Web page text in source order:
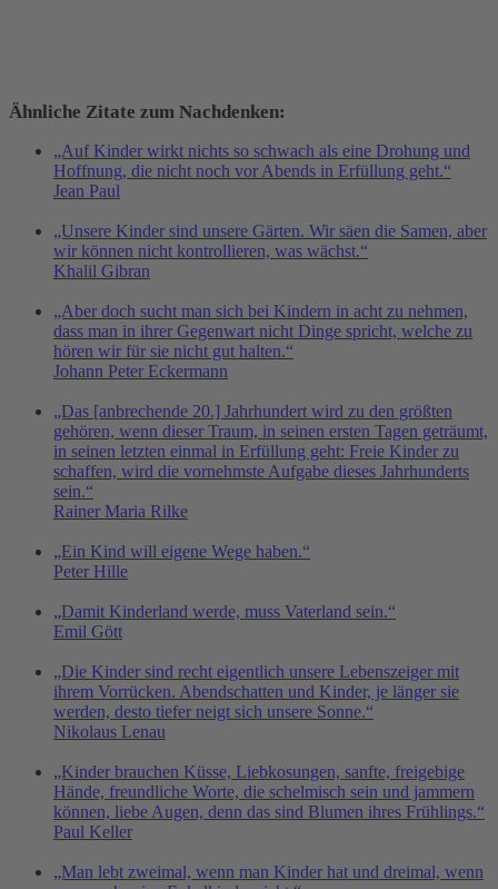
Ähnliche Zitate zum Nachdenken:
„Auf Kinder wirkt nichts so schwach als eine Drohung und
Hoffnung, die nicht noch vor Abends in Erfüllung geht.“
Jean Paul
„Unsere Kinder sind unsere Gärten. Wir säen die Samen, aber
wir können nicht kontrollieren, was wächst.“
Khalil Gibran
„Aber doch sucht man sich bei Kindern in acht zu nehmen,
dass man in ihrer Gegenwart nicht Dinge spricht, welche zu
hören wir für sie nicht gut halten.“
Johann Peter Eckermann
„Das [anbrechende 20.] Jahrhundert wird zu den größten
gehören, wenn dieser Traum, in seinen ersten Tagen geträumt,
in seinen letzten einmal in Erfüllung geht: Freie Kinder zu
schaffen, wird die vornehmste Aufgabe dieses Jahrhunderts
sein.“
Rainer Maria Rilke
„Ein Kind will eigene Wege haben.“
Peter Hille
„Damit Kinderland werde, muss Vaterland sein.“
Emil Gött
„Die Kinder sind recht eigentlich unsere Lebenszeiger mit
ihrem Vorrücken. Abendschatten und Kinder, je länger sie
werden, desto tiefer neigt sich unsere Sonne.“
Nikolaus Lenau
„Kinder brauchen Küsse, Liebkosungen, sanfte, freigebige
Hände, freundliche Worte, die schelmisch sein und jammern
können, liebe Augen, denn das sind Blumen ihres Frühlings.“
Paul Keller
„Man lebt zweimal, wenn man Kinder hat und dreimal, wenn